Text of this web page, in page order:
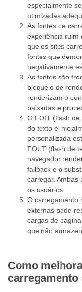
especialmente
otimizadas
As fontes de
experiência ruim
que os sites
fontes que
negativamente
As fontes são
bloqueio de
renderizam o
baixadas e
O FOIT (flash de
do texto é
personalizada
FOUT (flash de
navegador
fallback e o
carregar. Ambas
os usuários.
O carregamento
externas pode
cargas de
que não
Como
carregamento